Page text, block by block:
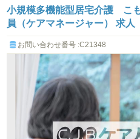
小規模多機能型居宅介護 こ
員（ケアマネージャー） 求人
お問い合わせ番号 :C21348